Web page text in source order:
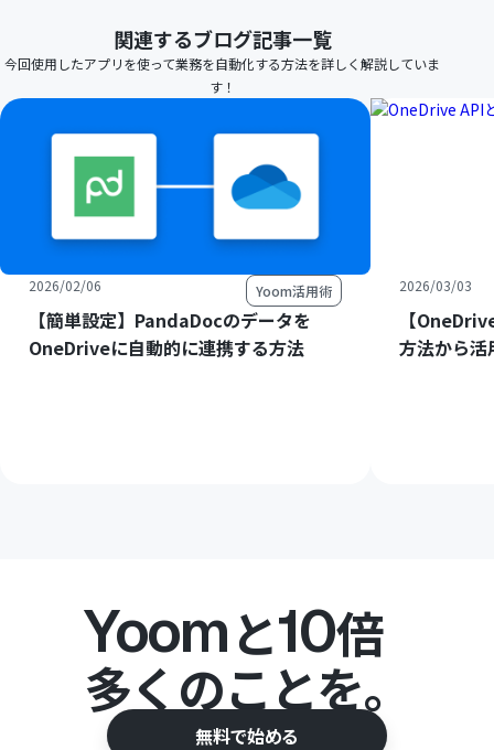
関連するブログ記事一覧
今回使用したアプリを使って業務を自動化する方法を詳しく解説していま
す！
2026/02/06 Yoom活用術
【簡単設定】PandaDocのデータを
OneDriveに自動的に連携する方法
2026/03/03
【
方法から活
Yoomと10倍
多くのことを。
無料で始める